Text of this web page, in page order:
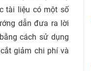
tài liệu có một số
dẫn đưa ra lời
cách sử dụng
giảm chi phí và